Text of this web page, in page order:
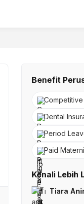
Benefit
Dental
Period
Paid
Kenali Lebih
Tiara